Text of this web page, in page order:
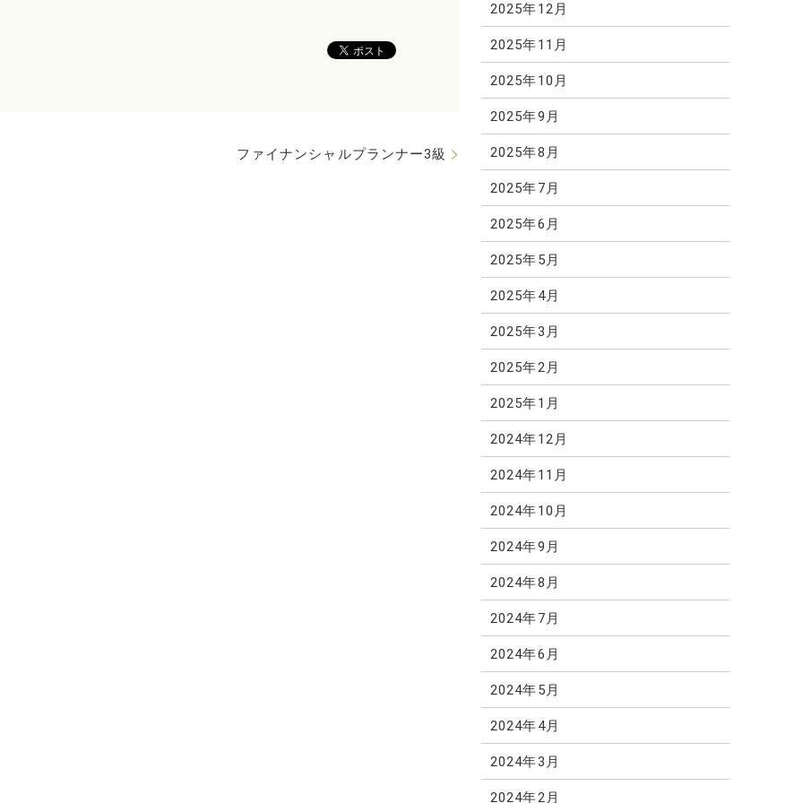
ファイナンシャルプランナー3級
2025年12月
2025年11月
2025年10月
2025年9月
2025年8月
2025年7月
2025年6月
2025年5月
2025年4月
2025年3月
2025年2月
2025年1月
2024年12月
2024年11月
2024年10月
2024年9月
2024年8月
2024年7月
2024年6月
2024年5月
2024年4月
2024年3月
2024年2月